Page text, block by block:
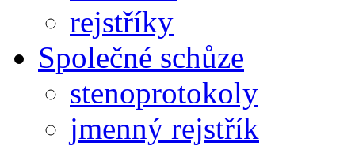
rejstříky
Společné schůze
stenoprotokoly
jmenný rejstřík